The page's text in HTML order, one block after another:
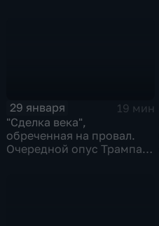
29 января
19 мин
"Сделка века",
обреченная на провал.
Очередной опус Трампа.